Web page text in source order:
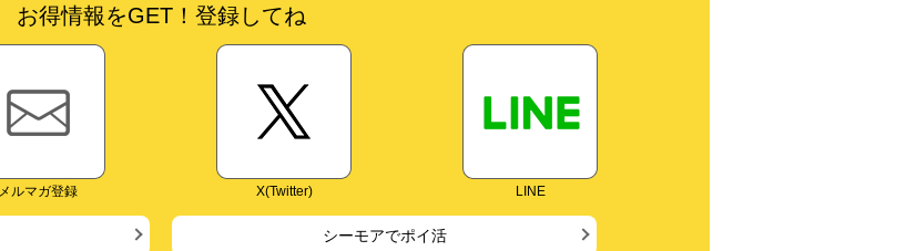
お得情報をGET！登録してね
メルマガ登録 X(Twitter) LINE
シーモアでポイ活